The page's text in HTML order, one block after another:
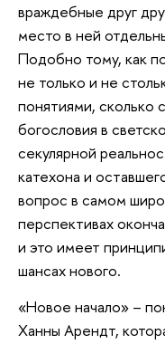
враждебные друг
место в ней
Подобно тому, как
не только и не
понятиями, сколько
богословия в
секулярной
катехона и
вопрос в самом
перспективах
и это имеет
шансах нового.
«Новое начало» –
Ханны Арендт,